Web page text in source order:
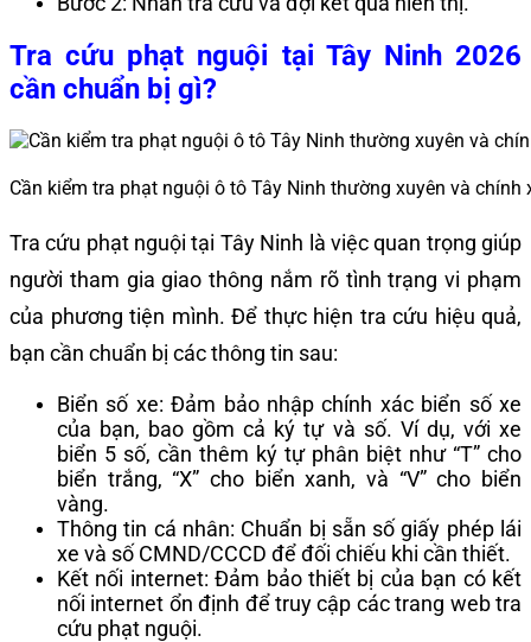
Tra cứu phạt nguội tại Tây Ninh 2026
cần chuẩn bị gì?
Cần kiểm tra phạt nguội ô tô Tây Ninh thường xuyên và chính
Tra cứu phạt nguội tại Tây Ninh là việc quan trọng giúp
người tham gia giao thông nắm rõ tình trạng vi phạm
của phương tiện mình. Để thực hiện tra cứu hiệu quả,
bạn cần chuẩn bị các thông tin sau:
Biển số xe: Đảm bảo nhập chính xác biển số xe
của bạn, bao gồm cả ký tự và số. Ví dụ, với xe
biển 5 số, cần thêm ký tự phân biệt như “T” cho
biển trắng, “X” cho biển xanh, và “V” cho biển
vàng.
Thông tin cá nhân: Chuẩn bị sẵn số giấy phép lái
xe và số CMND/CCCD để đối chiếu khi cần thiết.
Kết nối internet: Đảm bảo thiết bị của bạn có kết
nối internet ổn định để truy cập các trang web tra
cứu phạt nguội.